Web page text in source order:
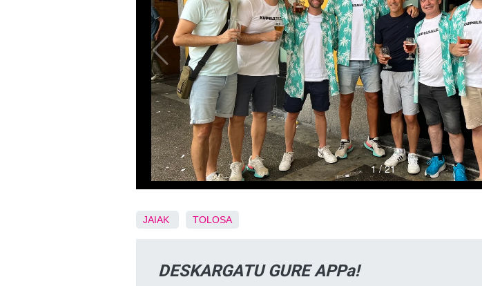
JAIAK TOLOSA
DESKARGATU GURE APPa!